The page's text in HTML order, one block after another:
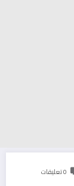
0 تعليقات